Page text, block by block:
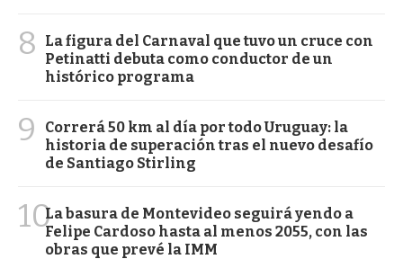
8
La figura del Carnaval que tuvo un cruce con
Petinatti debuta como conductor de un
histórico programa
9
Correrá 50 km al día por todo Uruguay: la
historia de superación tras el nuevo desafío
de Santiago Stirling
10La basura de Montevideo seguirá yendo a
Felipe Cardoso hasta al menos 2055, con las
obras que prevé la IMM